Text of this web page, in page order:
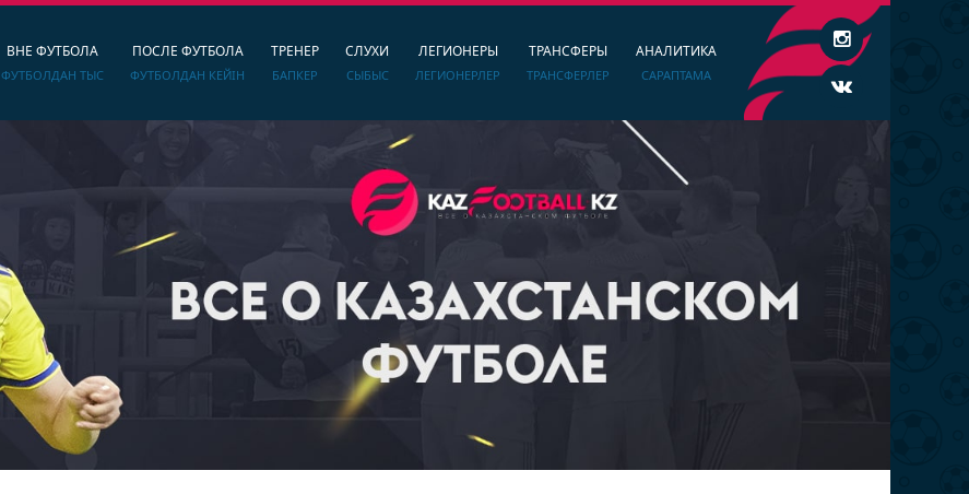
ВНЕ ФУТБОЛА
ФУТБОЛДАН ТЫС
ПОСЛЕ ФУТБОЛА
ФУТБОЛДАН КЕЙІН
ТРЕНЕР
БАПКЕР
СЛУХИ
СЫБЫС
ЛЕГИОНЕРЫ
ЛЕГИОНЕРЛЕР
ТРАНСФЕРЫ
ТРАНСФЕРЛЕР
АНАЛИТИКА
САРАПТАМА